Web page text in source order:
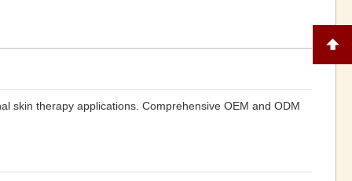
skin therapy applications. Comprehensive OEM and ODM